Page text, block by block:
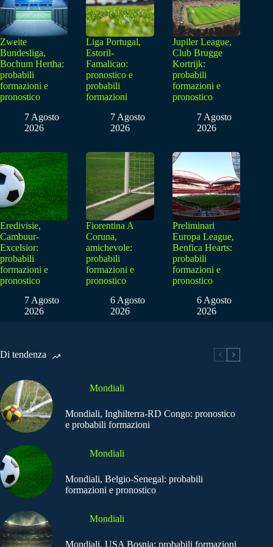
Zweite
Bundesliga,
Bochum Hertha:
probabili
formazioni e
pronostico
7 Agosto
2026
Liga Portugal,
Estoril-
Famalicao:
pronostico e
probabili
formazioni
7 Agosto
2026
Jupiler League,
Club Brugge
Kortrijk:
probabili
formazioni e
pronostico
7 Agosto
2026
Eredivisie,
Cambuur-
Excelsior:
probabili
formazioni e
pronostico
7 Agosto
2026
Fiorentina A
Coruna,
amichevole:
probabili
formazioni e
pronostico
6 Agosto
2026
Preliminari
Europa League,
Benfica Hearts:
probabili
formazioni e
pronostico
6 Agosto
2026
Di tendenza
Mondiali
Mondiali, Inghilterra-RD Congo: pronostico
e probabili formazioni
Mondiali
Mondiali, Belgio-Senegal: probabili
formazioni e pronostico
Mondiali
Mondiali, USA Bosnia: probabili formazioni